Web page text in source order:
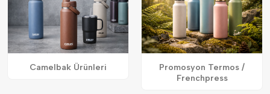
Camelbak Ürünleri
Promosyon Termos /
Frenchpress